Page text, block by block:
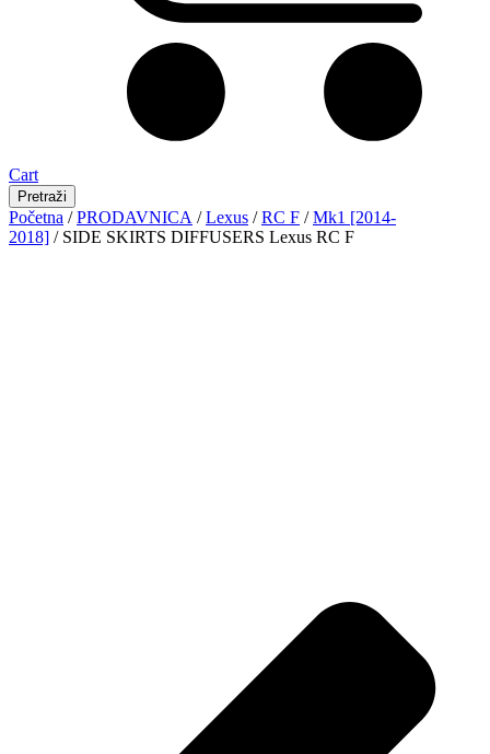
Cart
Pretraži
Početna /PRODAVNICA /Lexus /RC F /Mk1 [2014-
2018] / SIDE SKIRTS DIFFUSERS Lexus RC F